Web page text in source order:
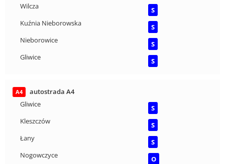
Wilcza
S
Kuźnia Nieborowska
S
Nieborowice
S
Gliwice
S
A4
autostrada A4
Gliwice
S
Kleszczów
S
Łany
S
Nogowczyce
O